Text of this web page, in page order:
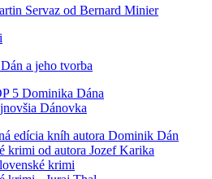
Servaz od Bernard Minier
a jeho tvorba
5 Dominika Dána
Dánovka
edícia kníh autora Dominik Dán
krimi od autora Jozef Karika
krimi